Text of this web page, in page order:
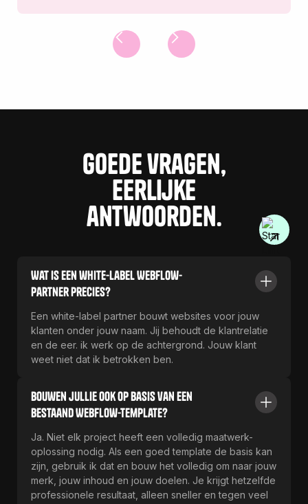
Goede vragen,
Eerlijke
antwoorden.
Wat is een white-label Webflow-
partner precies?
Een white-label partner bouwt websites voor jouw
klanten onder jouw naam. Jij behoudt de klantrelatie
en de eer. ik werk op de achtergrond. Jouw klant
weet niet dat ik betrokken ben.
Bouwen jullie ook op basis van een
bestaand Webflow-template?
Ja. Niet elk project heeft een volledig maatwerk-
oplossing nodig. Als een goed template de basis kan
zijn, gebruik ik dat en bouw het volledig om naar jouw
merk, jouw inhoud en jouw doelen. Je krijgt hetzelfde
professionele resultaat, alleen sneller en tegen veel